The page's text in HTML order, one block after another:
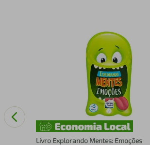
Livro Explorando Mentes: Emoções